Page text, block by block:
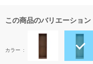
この商品のバリエーション
カラー